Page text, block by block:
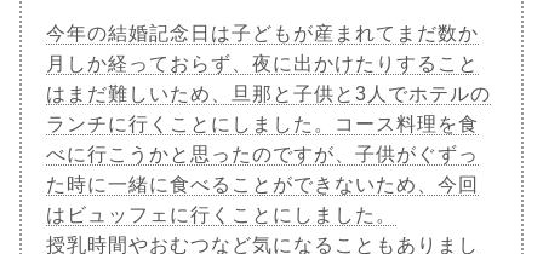
今年の結婚記念日は子どもが産まれてまだ数か
月しか経っておらず、夜に出かけたりすること
はまだ難しいため、旦那と子供と3人でホテルの
ランチに行くことにしました。コース料理を食
べに行こうかと思ったのですが、子供がぐずっ
た時に一緒に食べることができないため、今回
はビュッフェに行くことにしました。
授乳時間やおむつなど気になることもありまし